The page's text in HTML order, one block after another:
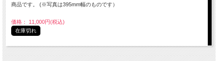
商品です。 (※写真は395mm幅のものです）
価格： 11,000円(税込)
在庫切れ